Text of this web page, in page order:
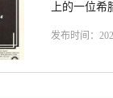
上的一位
发布时间：